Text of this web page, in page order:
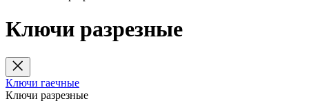
Ключи разрезные
Ключи гаечные
Ключи разрезные